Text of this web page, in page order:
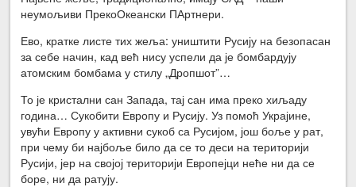
неумољиви ПрекоОкеански ПАртнери.
Ево, кратке листе тих жеља: уништити Русију на безопасан
за себе начин, кад већ нису успели да је бомбардују
атомским бомбама у стилу „Дропшот”…
То је кристални сан Запада, тај сан има преко хиљаду
година… Сукобити Европу и Русију. Уз помоћ Украјине,
увући Европу у активни сукоб са Русијом, још боље у рат,
при чему би најбоље било да се то деси на територији
Русији, јер на својој територији Европејци неће ни да се
боре, ни да ратују.